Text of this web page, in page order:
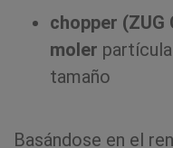
chopper (ZUG
moler
tamaño
Basándose en el